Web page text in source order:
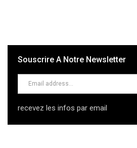
Souscrire A Notre Newsletter
recevez les infos par email